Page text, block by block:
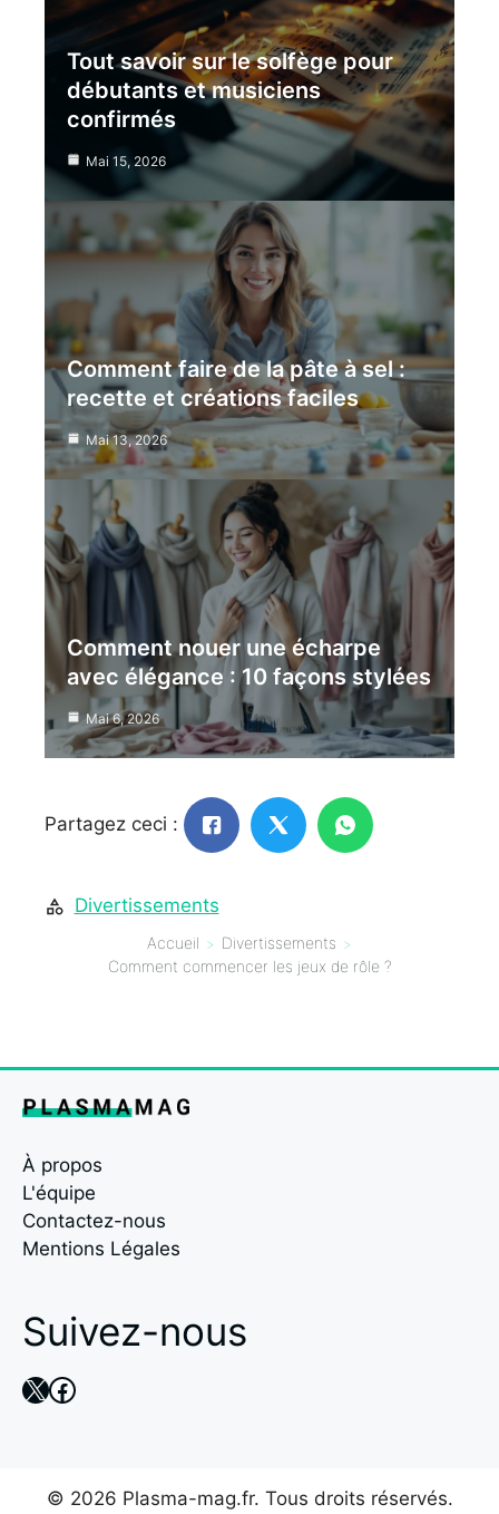
Tout savoir sur le solfège pour
débutants et musiciens
confirmés
Mai 15, 2026
Comment faire de la pâte à sel :
recette et créations faciles
Mai 13, 2026
Comment nouer une écharpe
avec élégance : 10 façons stylées
Mai 6, 2026
Partagez ceci :
Divertissements
Accueil
Divertissements
Comment commencer les jeux de rôle ?
À propos
L'équipe
Contactez-nous
Mentions Légales
Suivez-nous
X Facebook
© 2026 Plasma-mag.fr. Tous droits réservés.